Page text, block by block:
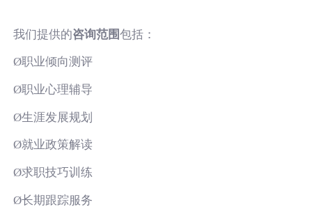
我们提供的咨询范围包括：
Ø职业倾向测评
Ø职业心理辅导
Ø生涯发展规划
Ø就业政策解读
Ø求职技巧训练
Ø长期跟踪服务